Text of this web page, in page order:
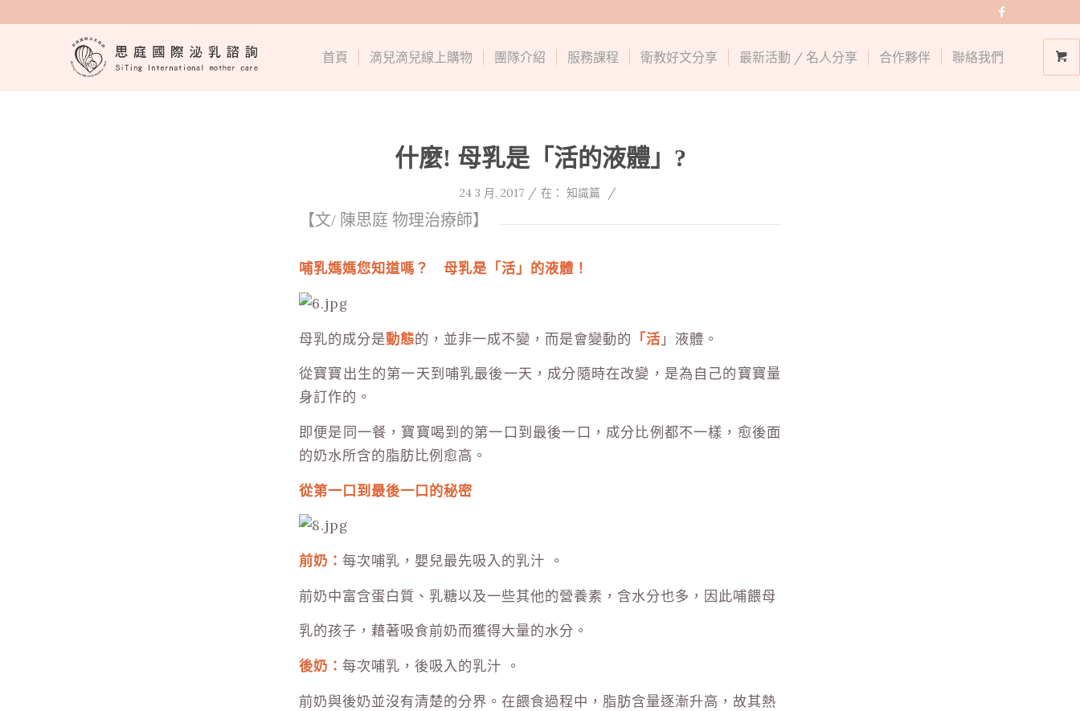
首頁 滴兒滴兒線上購物 團隊介紹 服務課程 衛教好文分享 最新活動 / 名人分享 合作夥伴 聯絡我們
什麼! 母乳是「活的液體」?
24 3 月, 2017 / 在： 知識篇 /
【文/ 陳思庭 物理治療師】
哺乳媽媽您知道嗎？ 母乳是「活」的液體！
母乳的成分是動態的，並非一成不變，而是會變動的 「活」液體。
從寶寶出生的第一天到哺乳最後一天，成分隨時在改變，是為自己的寶寶量
身訂作的。
即便是同一餐，寶寶喝到的第一口到最後一口，成分比例都不一樣，愈後面
的奶水所含的脂肪比例愈高。
從第一口到最後一口的秘密
前奶： 每次哺乳，嬰兒最先吸入的乳汁 。
前奶中富含蛋白質、乳糖以及一些其他的營養素，含水分也多，因此哺餵母
乳的孩子，藉著吸食前奶而獲得大量的水分。
後奶： 每次哺乳，後吸入的乳汁 。
前奶與後奶並沒有清楚的分界。在餵食過程中，脂肪含量逐漸升高，故其熱